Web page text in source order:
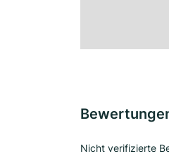
Nicht verifizierte